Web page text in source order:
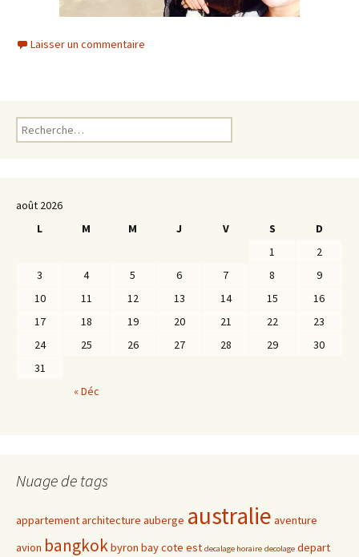
Laisser un commentaire
Rechercher :
août 2026
L
M M J V S D
« Déc
1
2
3
4 5 6 7 8
9
10
11 12 13 14 15
16
17
18 19 20 21 22
23
24
25 26 27 28 29
30
31
Nuage de tags
appartementarchitecture auberge australie aventure
avion bangkokbyron baycote est decalage horaire decolage depart